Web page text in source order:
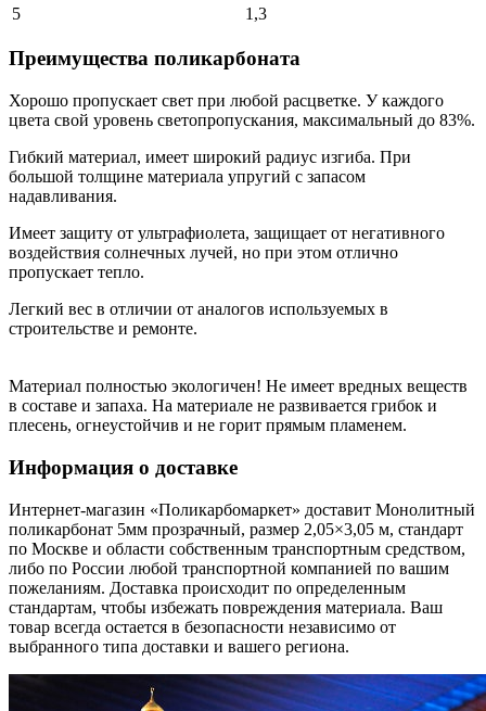
5
1,3
Преимущества поликарбоната
Хорошо пропускает свет при любой расцветке. У каждого
цвета свой уровень светопропускания, максимальный до 83%.
Гибкий материал, имеет широкий радиус изгиба. При
большой толщине материала упругий с запасом
надавливания.
Имеет защиту от ультрафиолета, защищает от негативного
воздействия солнечных лучей, но при этом отлично
пропускает тепло.
Легкий вес в отличии от аналогов используемых в
строительстве и ремонте.
Материал полностью экологичен! Не имеет вредных веществ
в составе и запаха. На материале не развивается грибок и
плесень, огнеустойчив и не горит прямым пламенем.
Информация о доставке
Интернет-магазин «Поликарбомаркет» доставит Монолитный
поликарбонат 5мм прозрачный, размер 2,05×3,05 м, стандарт
по Москве и области собственным транспортным средством,
либо по России любой транспортной компанией по вашим
пожеланиям. Доставка происходит по определенным
стандартам, чтобы избежать повреждения материала. Ваш
товар всегда остается в безопасности независимо от
выбранного типа доставки и вашего региона.